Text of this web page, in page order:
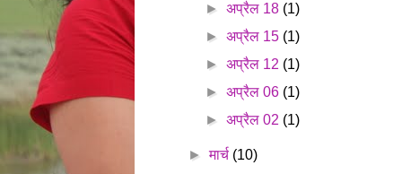
►अप्रैल 18 (1)
►अप्रैल 15 (1)
►अप्रैल 12 (1)
►अप्रैल 06 (1)
►अप्रैल 02 (1)
►मार्च (10)